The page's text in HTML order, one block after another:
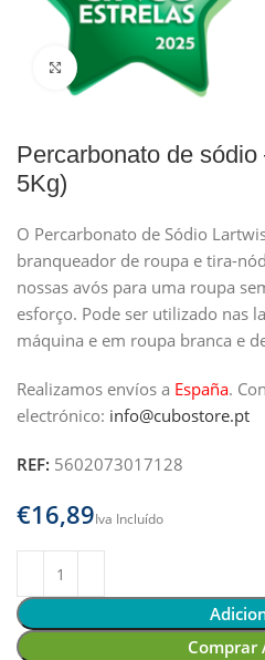
Clique para ampliar
Percarbonato de
5Kg)
O Percarbonato de Sódio
branqueador de roupa e tira-
nossas avós para uma roupa
esforço. Pode ser utilizado nas
máquina e em roupa branca e
Realizamos envíos a España.
electrónico: info@cubostore.pt
REF: 5602073017128
€
Comprar